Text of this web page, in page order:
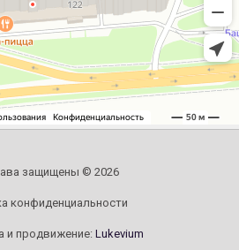
защищены © 2026
конфиденциальности
и продвижение: Lukevium